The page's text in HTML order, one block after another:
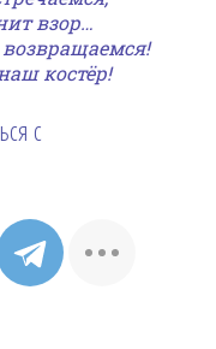
взор…
костёр!
с